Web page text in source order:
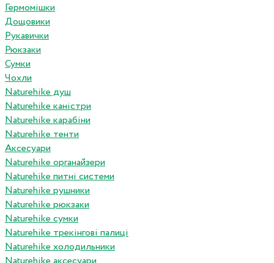
Гермомішки
Дощовики
Рукавички
Рюкзаки
Сумки
Чохли
Naturehike душ
Naturehike каністри
Naturehike карабіни
Naturehike тенти
Аксесуари
Naturehike органайзери
Naturehike питні системи
Naturehike рушники
Naturehike рюкзаки
Naturehike сумки
Naturehike трекінгові палиці
Naturehike холодильники